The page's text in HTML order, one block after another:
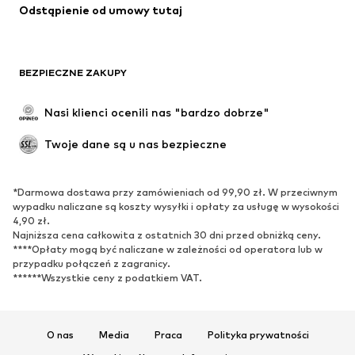
Odstąpienie od umowy tutaj
BEZPIECZNE ZAKUPY
Nasi klienci ocenili nas "bardzo dobrze"
Twoje dane są u nas bezpieczne
*Darmowa dostawa przy zamówieniach od 99,90 zł. W przeciwnym
wypadku naliczane są koszty wysyłki i opłaty za usługę w wysokości
4,90 zł.
Najniższa cena całkowita z ostatnich 30 dni przed obniżką ceny.
****Opłaty mogą być naliczane w zależności od operatora lub w
przypadku połączeń z zagranicy.
******Wszystkie ceny z podatkiem VAT.
O nas Media Praca
Polityka prywatności